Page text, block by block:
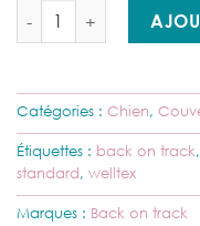
quantité de Back on
Catégories : Chien,
Étiquettes : back on track,
standard, welltex
Marques : Back on track